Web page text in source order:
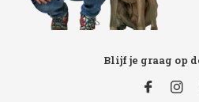
Blijf je graag op